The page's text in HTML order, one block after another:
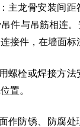
主龙骨安装间
件与吊筋相连
接件，在墙面标
螺栓或焊接方
置。
作防锈、防腐处